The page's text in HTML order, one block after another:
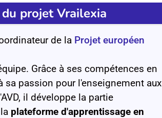
projet Vrailexia
de la Projet européen
Grâce à ses compétences en
sa passion pour l'enseignement aux
il développe la partie
plateforme d'apprentissage en